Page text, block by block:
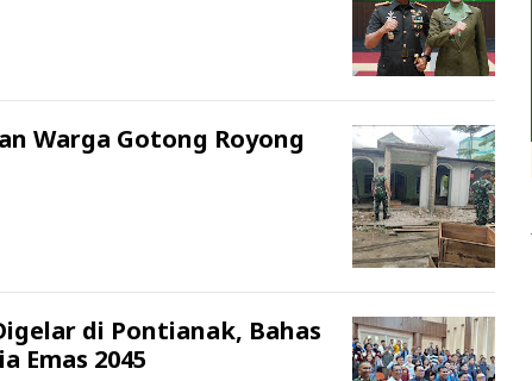
Warga Gotong Royong
di Pontianak, Bahas
Emas 2045